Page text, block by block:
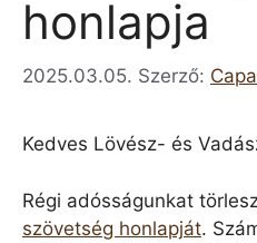
honlapja
2025.03.05. Szerző:
Kedves Lövész- és
Régi adósságunkat
szövetség honlapját.